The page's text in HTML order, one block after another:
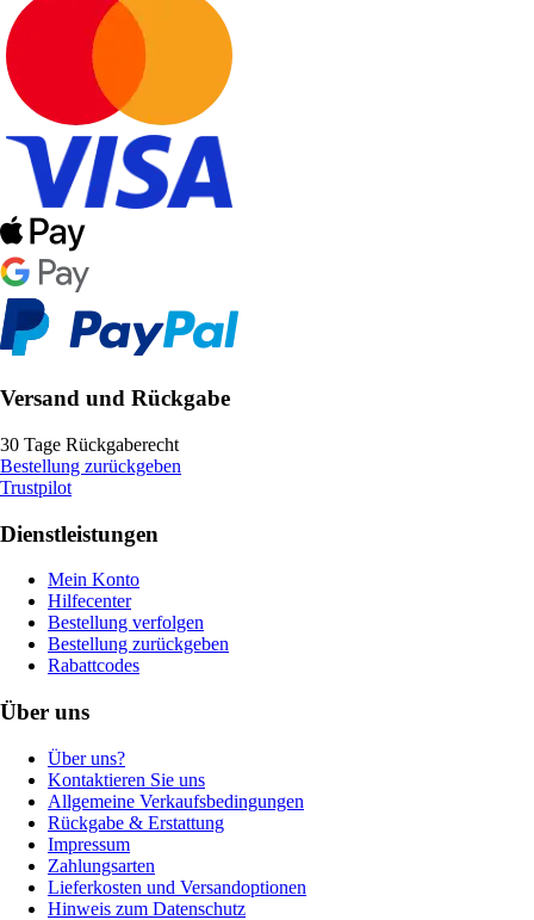
Versand und Rückgabe
30 Tage Rückgaberecht
Bestellung zurückgeben
Trustpilot
Dienstleistungen
Mein Konto
Hilfecenter
Bestellung verfolgen
Bestellung zurückgeben
Rabattcodes
Über uns
Über uns?
Kontaktieren Sie uns
Allgemeine Verkaufsbedingungen
Rückgabe & Erstattung
Impressum
Zahlungsarten
Lieferkosten und Versandoptionen
Hinweis zum Datenschutz